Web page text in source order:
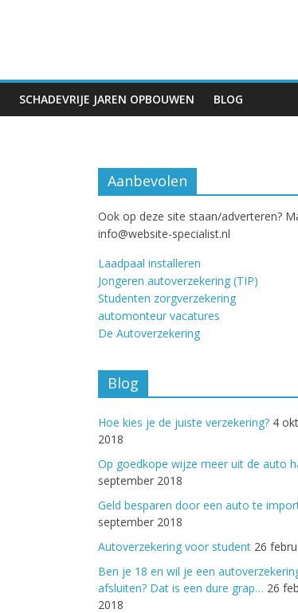
SCHADEVRIJE JAREN OPBOUWEN BLOG
Aanbevolen
Ook op deze site staan/adverteren?
info@website-specialist.nl
Laadpaal installeren
Jongeren autoverzekering (TIP)
Studenten zorgverzekering
automonteur vacatures
De Autoverzekering
Blog
Hoe kies je de juiste verzekering? 4
2018
Op goedkope wijze meer uit de auto
september 2018
Geld besparen door een auto te
september 2018
Autoverzekering voor student 26
Ben je 18 en wil je een
afsluiten? Dat is een dure grap… 26
2018